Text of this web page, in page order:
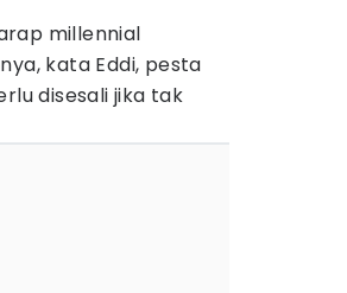
millennial
kata Eddi, pesta
disesali jika tak